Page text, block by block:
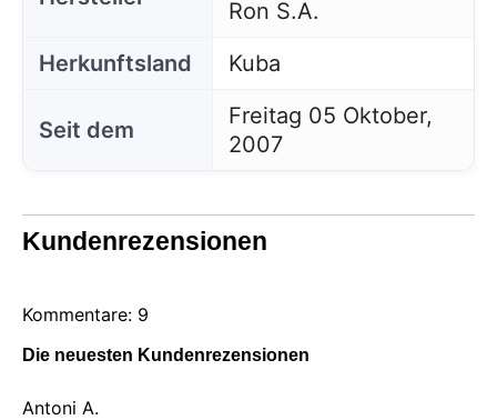
Ron S.A.
Herkunftsland
Kuba
Seit dem
Freitag 05 Oktober,
2007
Kundenrezensionen
Kommentare: 9
Die neuesten Kundenrezensionen
Antoni A.